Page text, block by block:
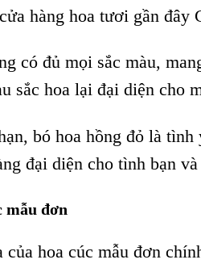
hàng hoa tươi gần đây
có đủ mọi sắc màu,
sắc hoa lại đại diện cho
bó hoa hồng đỏ là
đại diện cho tình bạn
mẫu đơn
của hoa cúc mẫu đơn